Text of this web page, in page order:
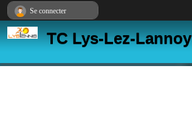
TC Lys-Lez-Lannoy
Se connecter
Panneau de gestion des cookies